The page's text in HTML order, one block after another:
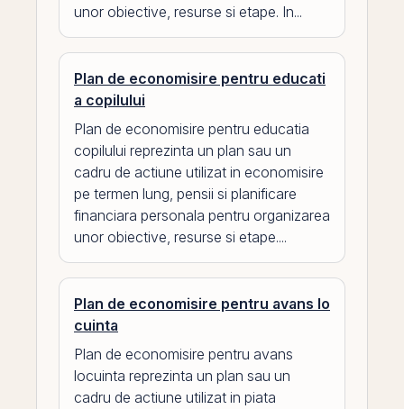
unor obiective, resurse si etape. In...
Plan de economisire pentru educati
a copilului
Plan de economisire pentru educatia
copilului reprezinta un plan sau un
cadru de actiune utilizat in economisire
pe termen lung, pensii si planificare
financiara personala pentru organizarea
unor obiective, resurse si etape....
Plan de economisire pentru avans lo
cuinta
Plan de economisire pentru avans
locuinta reprezinta un plan sau un
cadru de actiune utilizat in piata